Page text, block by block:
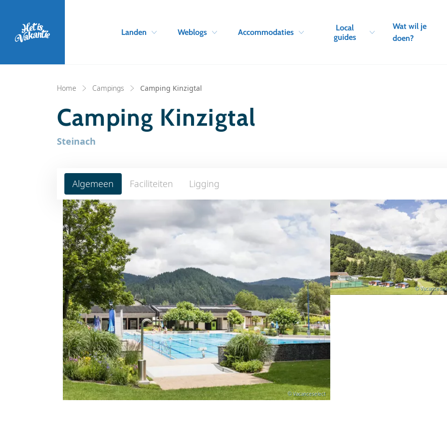
Landen Weblogs Accommodaties
Local
guides
Wat wil je
doen?
Home Campings Camping Kinzigtal
Camping Kinzigtal
Steinach
Algemeen Faciliteiten Ligging
© Vacanceselect
©